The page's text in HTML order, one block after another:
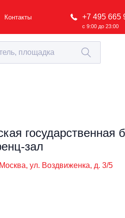
Контакты +7 495 665
с 9:00 до 23:00
государственная
зал
ул. Воздвиженка, д. 3/5